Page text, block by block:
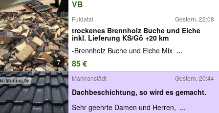
VB
7
Fuldatal Gestern, 22:08
trockenes Brennholz Buche und Eiche
inkl. Lieferung KS/Gö +20 km
-Brennholz Buche und Eiche Mix ...
85 €
Markranstädt Gestern, 20:44
Dachbeschichtung, so wird es gemacht.
Sehr geehrte Damen und Herren, ...